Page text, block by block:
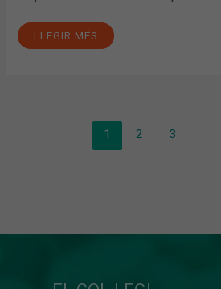
LLEGIR MÉS
1 2 3